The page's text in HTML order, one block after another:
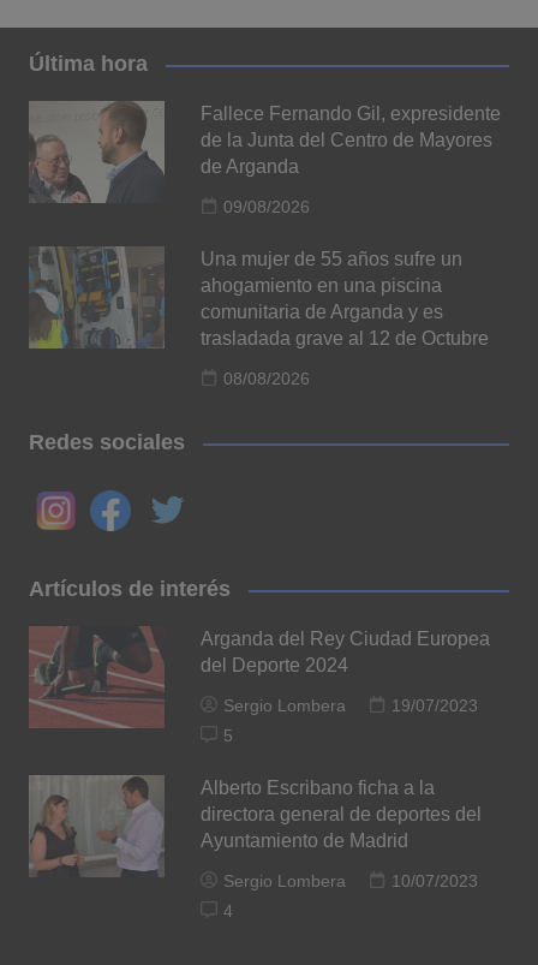
Última hora
Fallece Fernando Gil, expresidente
de la Junta del Centro de Mayores
de Arganda
09/08/2026
Una mujer de 55 años sufre un
ahogamiento en una piscina
comunitaria de Arganda y es
trasladada grave al 12 de Octubre
08/08/2026
Redes sociales
Artículos de interés
Arganda del Rey Ciudad Europea
del Deporte 2024
Sergio Lombera
19/07/2023
5
Alberto Escribano ficha a la
directora general de deportes del
Ayuntamiento de Madrid
Sergio Lombera
10/07/2023
4